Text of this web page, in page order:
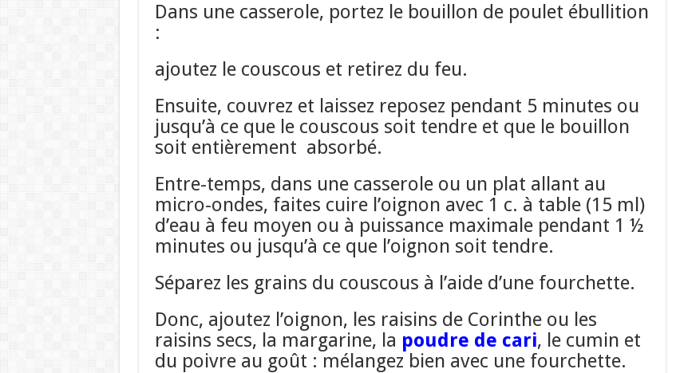
Dans une casserole, portez le bouillon de poulet ébullition
:
ajoutez le couscous et retirez du feu.
Ensuite, couvrez et laissez reposez pendant 5 minutes ou
jusqu’à ce que le couscous soit tendre et que le bouillon
soit entièrement absorbé.
Entre-temps, dans une casserole ou un plat allant au
micro-ondes, faites cuire l’oignon avec 1 c. à table (15 ml)
d’eau à feu moyen ou à puissance maximale pendant 1 ½
minutes ou jusqu’à ce que l’oignon soit tendre.
Séparez les grains du couscous à l’aide d’une fourchette.
Donc, ajoutez l’oignon, les raisins de Corinthe ou les
raisins secs, la margarine, la poudre de cari, le cumin et
du poivre au goût : mélangez bien avec une fourchette.